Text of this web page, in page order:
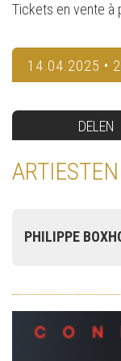
Tickets en vente à
14.04.2025 •
DELEN
ARTIESTEN
PHILIPPE